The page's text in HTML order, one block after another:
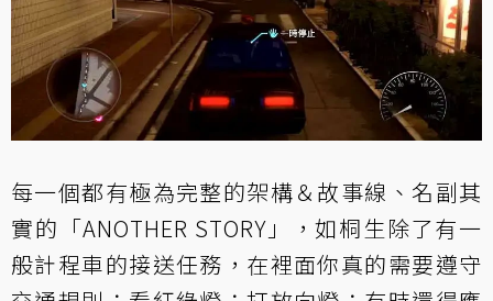
每一個都有極為完整的架構＆故事線、名副其
實的「ANOTHER STORY」，如桐生除了有一
般計程車的接送任務，在裡面你真的需要遵守